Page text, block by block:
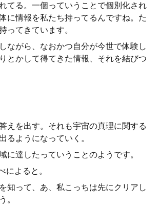
てる。一個っていうことで個別化され
に情報を私たち持ってるんですね。た
ってきています。
ながら、なおかつ自分が今世で体験し
とかして得てきた情報、それを結びつ
えを出す。それも宇宙の真理に関する
るようになっていく。
に達したっていうことのようです。
によると。
知って、あ、私こっちは先にクリアし
。